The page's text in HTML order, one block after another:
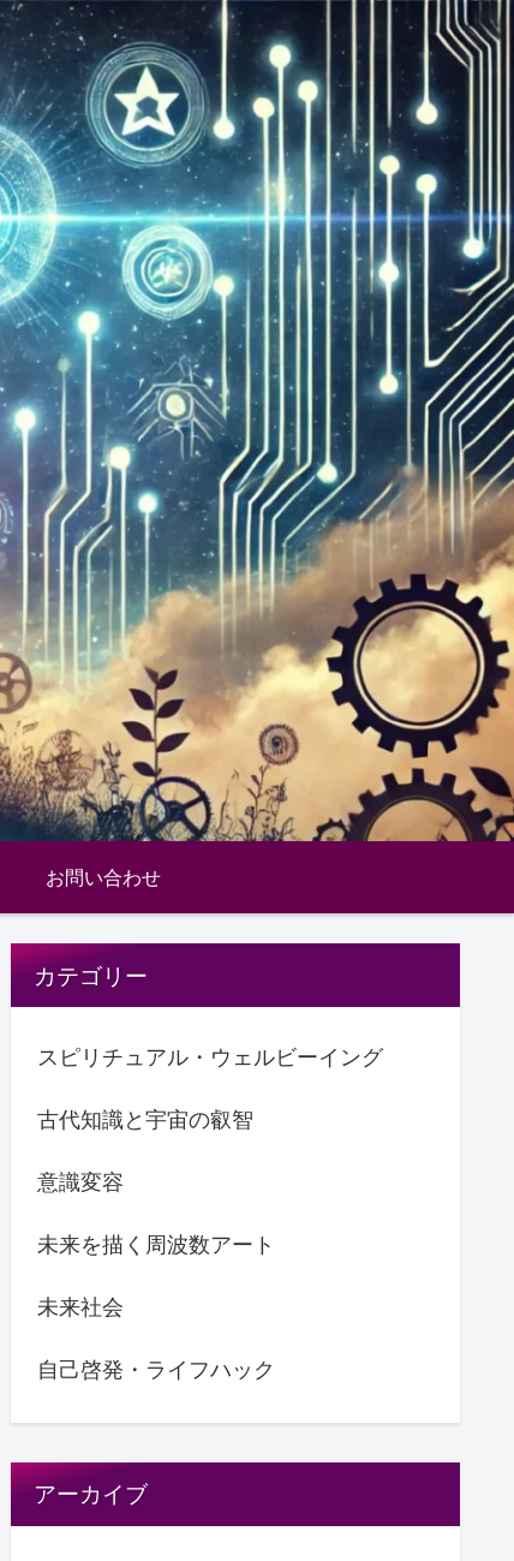
お問い合わせ
カテゴリー
スピリチュアル・ウェルビーイング
古代知識と宇宙の叡智
意識変容
未来を描く周波数アート
未来社会
自己啓発・ライフハック
アーカイブ